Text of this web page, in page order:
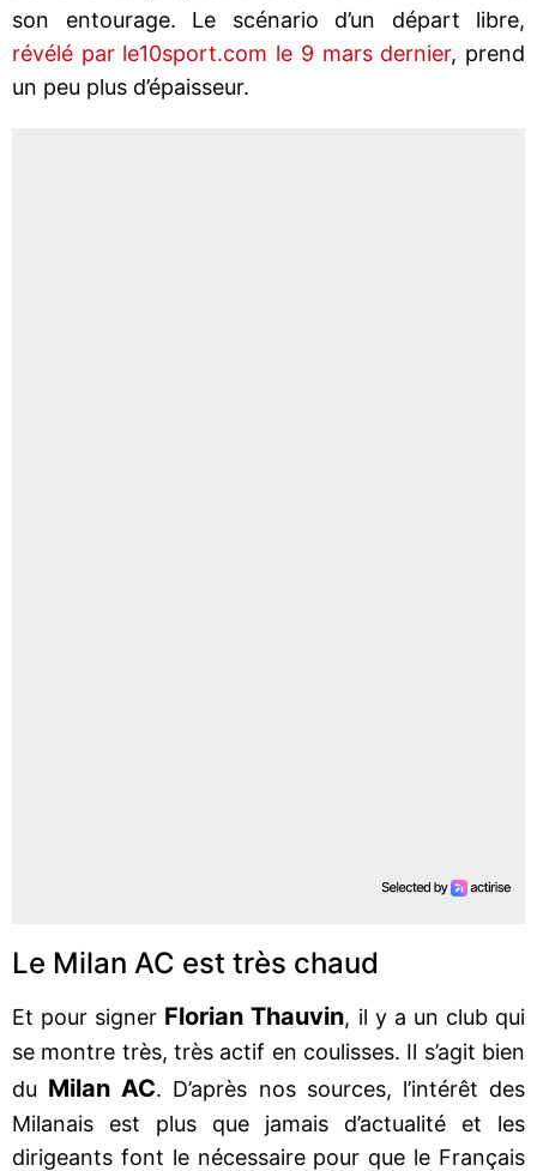
son entourage. Le scénario d’un départ libre,
révélé par le10sport.com le 9 mars dernier, prend
un peu plus d’épaisseur.
Le Milan AC est très chaud
Et pour signer Florian Thauvin, il y a un club qui
se montre très, très actif en coulisses. Il s’agit bien
du Milan AC. D’après nos sources, l’intérêt des
Milanais est plus que jamais d’actualité et les
dirigeants font le nécessaire pour que le Français